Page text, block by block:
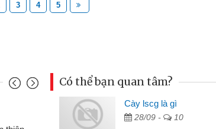
3 4 5
cầm cố chiếc xe wave
Có thể bạn quan tâm?
Cày lscg là gì
28/09 - 10